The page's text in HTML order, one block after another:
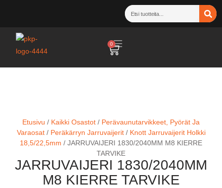
0
Etusivu / Kaikki Osastot / Perävaunutarvikkeet, Pyörät Ja
Varaosat/ Peräkärryn Jarruvaijerit/ Knott Jarruvaijerit Holkki
18,5/22,5mm / JARRUVAIJERI 1830/2040MM M8 KIERRE
TARVIKE
JARRUVAIJERI 1830/2040MM
M8 KIERRE TARVIKE